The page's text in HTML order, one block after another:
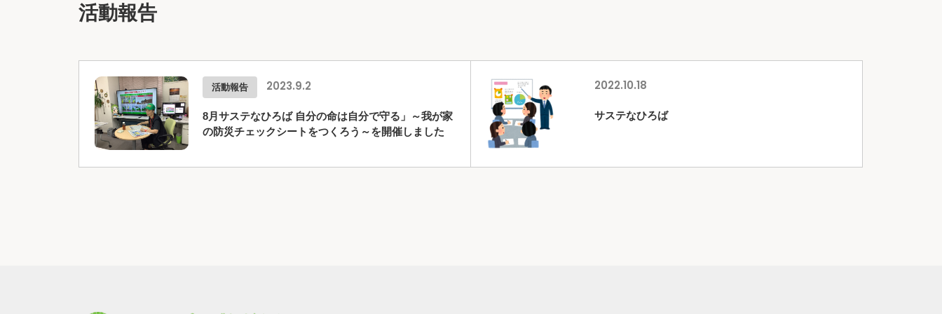
活動報告
活動報告 2023.9.2
8月サステなひろば 自分の命は自分で守る」～我が家
の防災チェックシートをつくろう～を開催しました
2022.10.18
サステなひろば